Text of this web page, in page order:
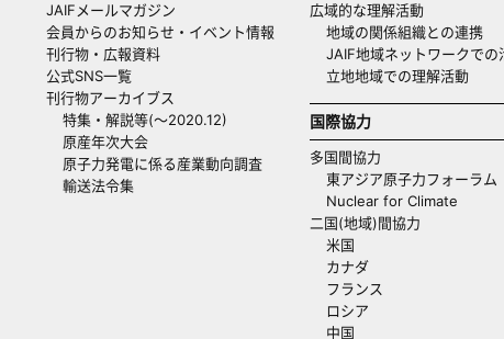
JAIFメールマガジン
会員からのお知らせ・イベント情報
刊行物・広報資料
公式SNS一覧
刊行物アーカイブス
特集・解説等(～2020.12)
原産年次大会
原子力発電に係る産業動向調査
輸送法令集
広域的な理解活動
地域の関係組織との連携
JAIF地域ネットワークでの
立地地域での理解活動
国際協力
多国間協力
東アジア原子力フォーラム
Nuclear for Climate
二国(地域)間協力
米国
カナダ
フランス
ロシア
中国